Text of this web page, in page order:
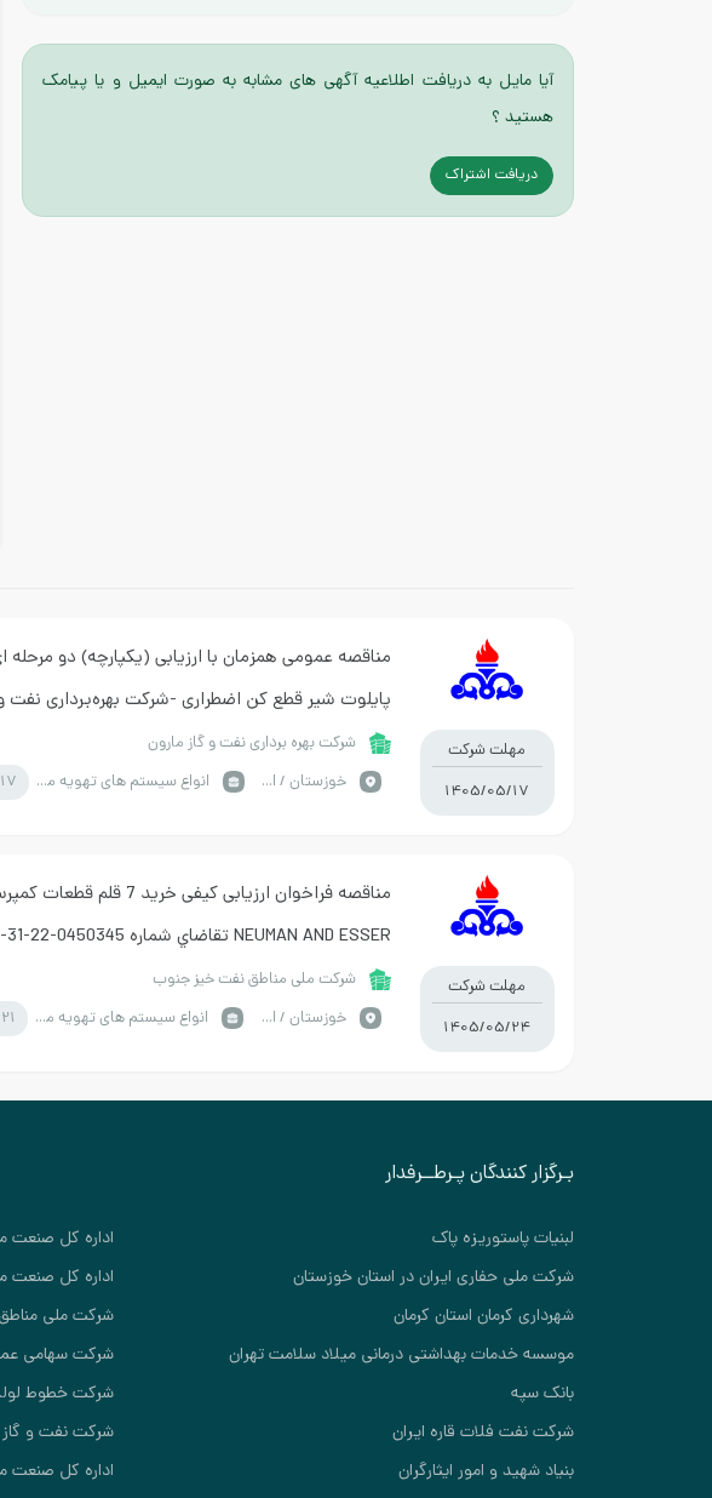
آیا مایل به دریافت اطلاعیه آگهی های مشابه به صورت ایمیل و یا پیامک
هستید ؟
دریافت اشتراک
مهلت شرکت
1405/05/17
مناقصه عمومی همزمان با ارزیابی (یکپارچه) دو مرحله
پایلوت شیر قطع کن اضطراری -شرکت بهره‌برداری نفت
مارونشرکت بهره برداری نفت و گاز مارون
خوزستان / اهواز
انواع سیستم های تهویه مطبوع
مهلت شرکت
1405/05/24
مناقصه فراخوان ارزیابی کیفی خريد 7 قلم
NEUMAN AND ESSER تقاضاي شماره 0450345-22-31-01
شرکت ملی مناطق نفت خیز جنوب
خوزستان / اهواز
انواع سیستم های تهویه مطبوع
بـرگزار کنندگان پـرطــرفدار
لبنیات پاستوریزه پاک
اداره کل صنعت
شرکت ملی حفاری ایران در استان خوزستان
اداره کل صنعت
شهرداری کرمان استان کرمان
شرکت ملی
موسسه خدمات بهداشتی درمانی میلاد سلامت تهران
شرکت سهامی
بانک سپه
شرکت خطوط
شرکت نفت فلات قاره ایران
شرکت نفت و
بنیاد شهید و امور ایثارگران
اداره کل صنعت